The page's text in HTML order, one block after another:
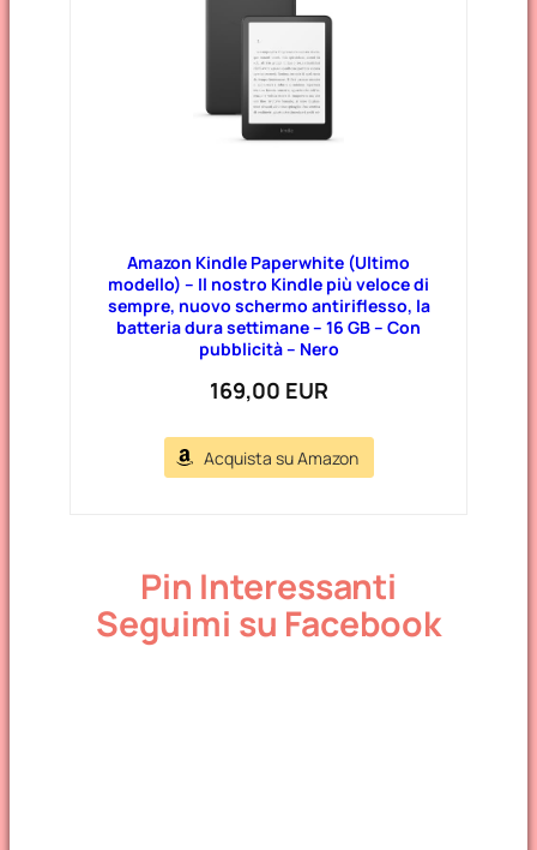
Amazon Kindle Paperwhite (Ultimo
modello) – Il nostro Kindle più veloce di
sempre, nuovo schermo antiriflesso, la
batteria dura settimane – 16 GB – Con
pubblicità – Nero
169,00 EUR
Acquista su Amazon
Pin Interessanti
Seguimi su Facebook